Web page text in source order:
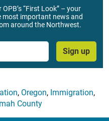
“First Look” – your
most important news and
around the Northwest.
Sign up
, Oregon, Immigration,
County